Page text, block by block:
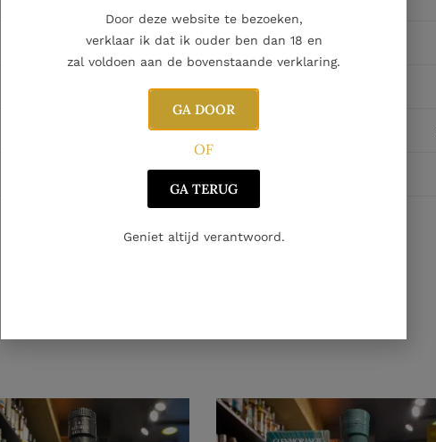
Door deze website te bezoeken,
verklaar ik dat ik ouder ben dan 18 en
zal voldoen aan de bovenstaande verklaring.
GA DOOR
OF
GA TERUG
Geniet altijd verantwoord.